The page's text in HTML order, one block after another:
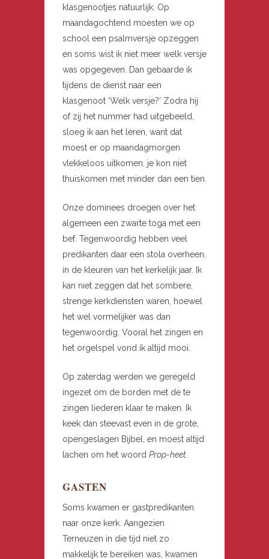
klasgenootjes natuurlijk. Op
maandagochtend moesten we op
school een psalmversje opzeggen
en soms wist ik niet meer welk versje
was opgegeven. Dan gebaarde ik
tijdens de dienst naar een
klasgenoot ‘Welk versje?’ Zodra hij
of zij het nummer had uitgebeeld,
sloeg ik aan het leren, want dat
moest er op maandagmorgen
vlekkeloos uitkomen, je kon niet
thuiskomen met minder dan een tien.
Onze dominees droegen over het
algemeen een zwarte toga met een
bef. Tegenwoordig hebben veel
predikanten daar een stola overheen,
in de kleuren van het kerkelijk jaar. Ik
kan niet zeggen dat het sombere,
strenge kerkdiensten waren, hoewel
het wel vormelijker was dan
tegenwoordig. Vooral het zingen en
het orgelspel vond ik altijd mooi.
Op zaterdag werden we geregeld
ingezet om de borden met de te
zingen liederen klaar te maken. Ik
keek dan steevast even in de grote,
opengeslagen Bijbel, en moest altijd
lachen om het woord Prop-heet
GASTEN
Soms kwamen er gastpredikanten
naar onze kerk. Aangezien
Terneuzen in die tijd niet zo
makkelijk te bereiken was, kwamen